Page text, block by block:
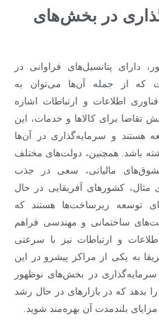
در بخش‌های
دارای پتانسیل‌های فراوانی در
که از جمله آن‌ها می‌توان به
اطلاعات و ارتباطات اشاره
تقاضا برای کالاها و خدمات، این
و سرمایه‌گذاری در آن‌ها
باشد. همچنین، دولت‌های مختلف
مشوق‌های مالیاتی، سعی در جذب
مثال، کشورهای آفریقایی در حال
توسعه زیرساخت‌ها هستند که
ساختمانی و مهندسی فراهم
و ارتباطات نیز با سرعتی
به یکی از مراکز پیشرو در این
سرمایه‌گذاری در بخش‌های نوظهور
بدهد که در بازارهای در حال رشد
بلندمدت آن بهره‌مند شوید.